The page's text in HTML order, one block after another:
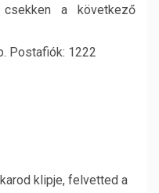
a következő
Postafiók: 1222
klipje, felvetted a